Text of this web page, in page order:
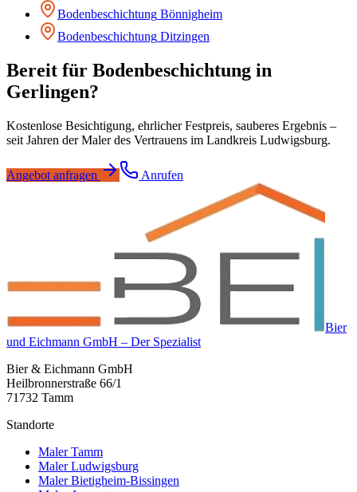
Bodenbeschichtung Bönnigheim
Bodenbeschichtung Ditzingen
Bereit für Bodenbeschichtung in
Gerlingen?
Kostenlose Besichtigung, ehrlicher Festpreis, sauberes Ergebnis –
seit Jahren der Maler des Vertrauens im Landkreis Ludwigsburg.
Angebot anfragen Anrufen
Bier
und Eichmann GmbH – Der Spezialist
Bier & Eichmann GmbH
Heilbronnerstraße 66/1
71732 Tamm
Standorte
Maler Tamm
Maler Ludwigsburg
Maler Bietigheim-Bissingen